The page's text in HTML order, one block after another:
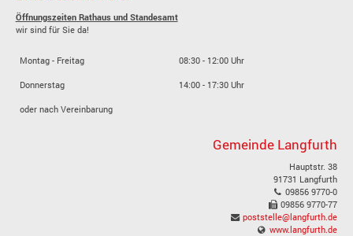
Öffnungszeiten Rathaus und Standesamt
wir sind für Sie da!
Montag - Freitag 08:30 - 12:00 Uhr
Donnerstag 14:00 - 17:30 Uhr
oder nach Vereinbarung
Gemeinde Langfurth
Hauptstr. 38
91731 Langfurth
09856 9770-0
09856 9770-77
poststelle@langfurth.de
www.langfurth.de